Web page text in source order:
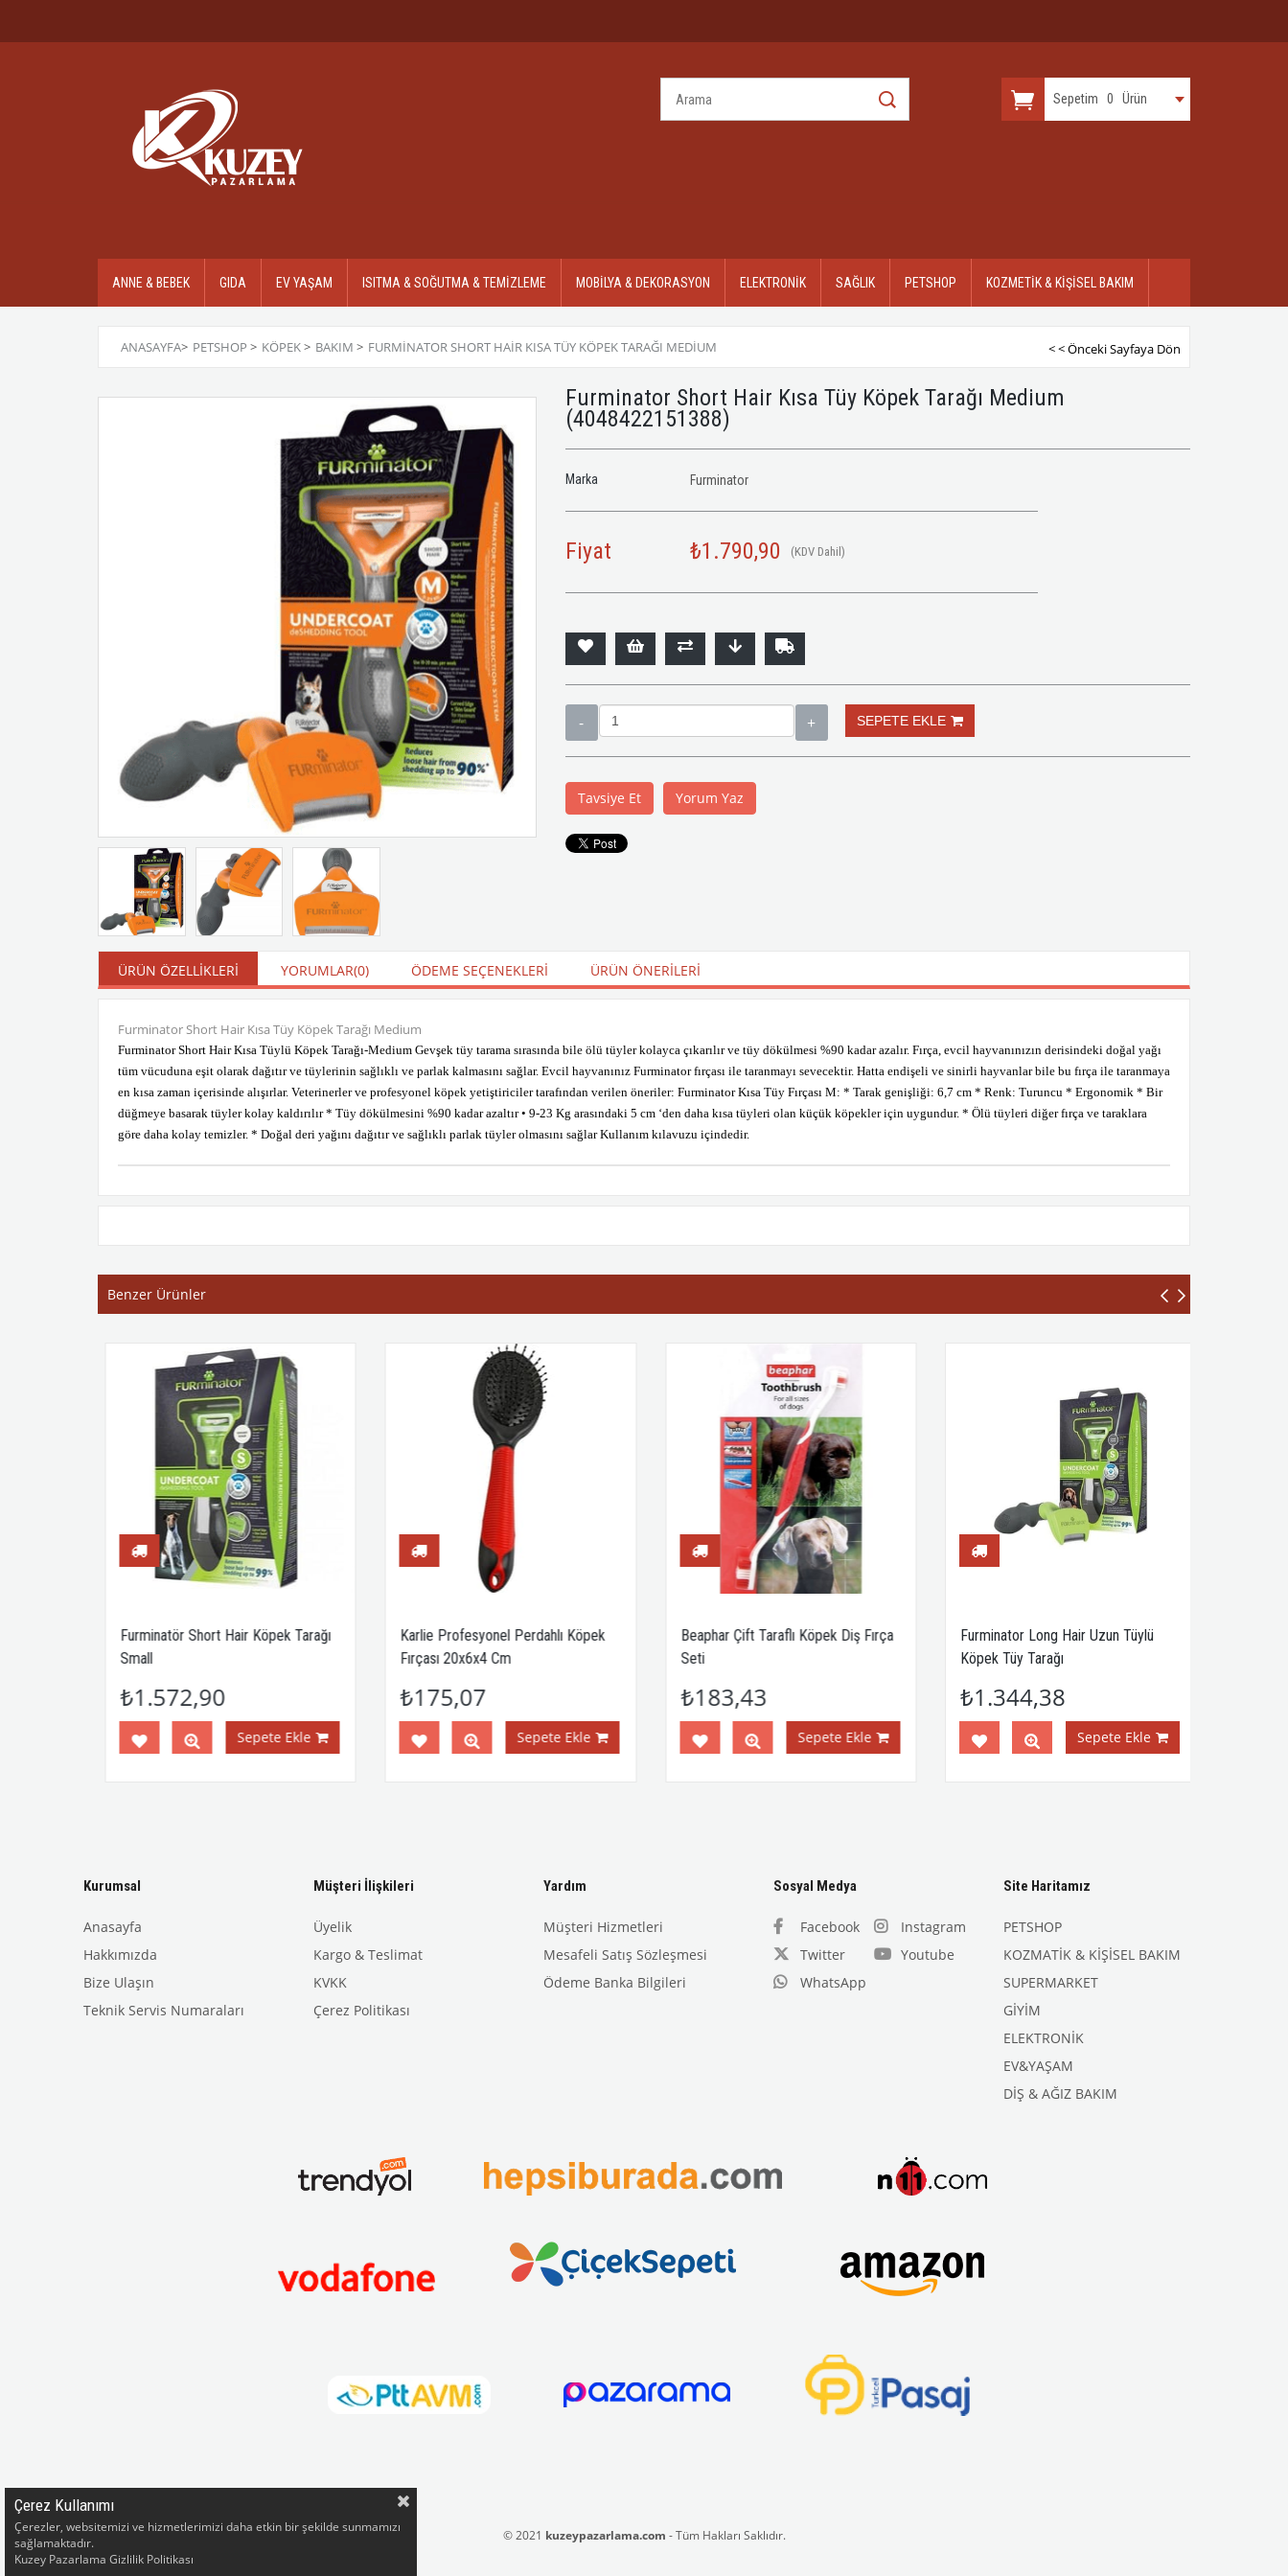
Sepetim 0 Ürün
ANNE & BEBEK GIDA EV YAŞAM ISITMA & SOĞUTMA & TEMİZLEME MOBİLYA & DEKORASYON ELEKTRONİK SAĞLIK PETSHOP KOZMETİK & KİŞİSEL BAKIM
ANASAYFA> PETSHOP > KÖPEK> BAKIM > FURMINATOR SHORT HAIR KISA TÜY KÖPEK TARAĞI MEDIUM < < Önceki Sayfaya Dön
Furminator Short Hair Kısa Tüy Köpek Tarağı Medium
(4048422151388)
Marka Furminator
Fiyat ₺1.790,90 (KDV Dahil)
Tavsiye Et Yorum Yaz
ÜRÜN ÖZELLIKLERI YORUMLAR(0) ÖDEME SEÇENEKLERI ÜRÜN ÖNERILERI
Furminator Short Hair Kısa Tüy Köpek Tarağı Medium
Furminator Short Hair Kısa Tüylü Köpek Tarağı-Medium Gevşek tüy tarama sırasında bile ölü tüyler kolayca çıkarılır ve tüy dökülmesi %90 kadar azalır. Fırça, evcil hayvanınızın derisindeki doğal yağı
tüm vücuduna eşit olarak dağıtır ve tüylerinin sağlıklı ve parlak kalmasını sağlar. Evcil hayvanınız Furminator fırçası ile taranmayı sevecektir. Hatta endişeli ve sinirli hayvanlar bile bu fırça ile taranmaya
en kısa zaman içerisinde alışırlar. Veterinerler ve profesyonel köpek yetiştiriciler tarafından verilen öneriler: Furminator Kısa Tüy Fırçası M: * Tarak genişliği: 6,7 cm * Renk: Turuncu * Ergonomik * Bir
düğmeye basarak tüyler kolay kaldırılır * Tüy dökülmesini %90 kadar azaltır • 9-23 Kg arasındaki 5 cm ‘den daha kısa tüyleri olan küçük köpekler için uygundur. * Ölü tüyleri diğer fırça ve taraklara
göre daha kolay temizler. * Doğal deri yağını dağıtır ve sağlıklı parlak tüyler olmasını sağlar Kullanım kılavuzu içindedir.
Benzer Ürünler
Furminatör Short Hair Köpek Tarağı
Small
₺1.572,90
Sepete Ekle
Karlie Profesyonel Perdahlı Köpek
Fırçası 20x6x4 Cm
₺175,07
Sepete Ekle
Beaphar Çift Taraflı Köpek Diş Fırça
Seti
₺183,43
Sepete Ekle
Furminator Long Hair Uzun Tüylü
Köpek Tüy Tarağı
₺1.344,38
Sepete Ekle
Kurumsal
Anasayfa
Hakkımızda
Bize Ulaşın
Teknik Servis Numaraları
Müşteri İlişkileri
Üyelik
Kargo & Teslimat
KVKK
Çerez Politikası
Yardım
Müşteri Hizmetleri
Mesafeli Satış Sözleşmesi
Ödeme Banka Bilgileri
Sosyal Medya
Facebook
Instagram
Twitter
Youtube
WhatsApp
Site Haritamız
PETSHOP
KOZMATİK & KİŞİSEL BAKIM
SUPERMARKET
GİYİM
ELEKTRONİK
EV&YAŞAM
DİŞ & AĞIZ BAKIM
© 2021 kuzeypazarlama.com - Tüm Hakları Saklıdır.
Çerez Kullanımı
Çerezler, websitemizi ve hizmetlerimizi daha etkin bir şekilde sunmamızı
sağlamaktadır.
Kuzey Pazarlama Gizlilik Politikası